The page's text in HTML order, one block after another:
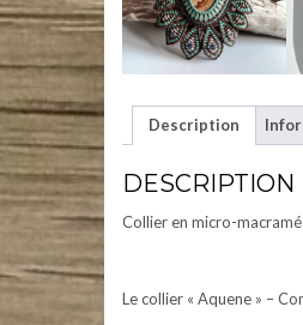
Description
DESCRIPTION
Collier en micro-
Le collier « Aquene » –